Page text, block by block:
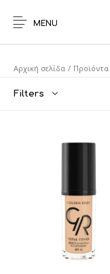
MENU
Αρχική σελίδα / Προϊόντα
Filters